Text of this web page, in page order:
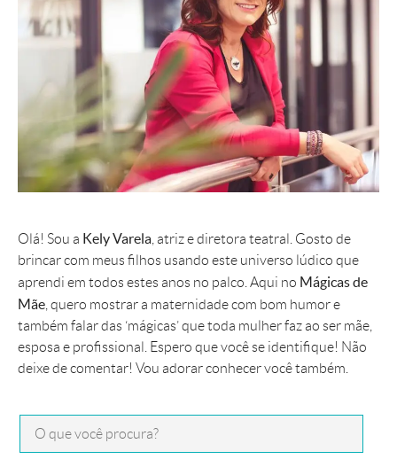
Olá! Sou a Kely Varela , atriz e diretora teatral. Gosto de
brincar com meus filhos usando este universo lúdico que
aprendi em todos estes anos no palco. Aqui no Mágicas de
Mãe , quero mostrar a maternidade com bom humor e
também falar das ‘mágicas’ que toda mulher faz ao ser mãe,
esposa e profissional. Espero que você se identifique! Não
deixe de comentar! Vou adorar conhecer você também.